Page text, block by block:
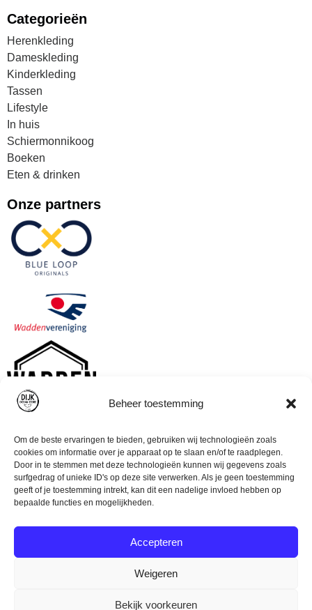
Beheer toestemming
Om de beste ervaringen te bieden, gebruiken wij technologieën zoals
cookies om informatie over je apparaat op te slaan en/of te raadplegen.
Door in te stemmen met deze technologieën kunnen wij gegevens zoals
surfgedrag of unieke ID's op deze site verwerken. Als je geen toestemming
geeft of je toestemming intrekt, kan dit een nadelige invloed hebben op
bepaalde functies en mogelijkheden.
Accepteren
Weigeren
Bekijk voorkeuren
Categorieën
Herenkleding
Dameskleding
Kinderkleding
Tassen
Lifestyle
In huis
Schiermonnikoog
Boeken
Eten & drinken
Onze partners
© Dijk Ocean Store (2023)Algemene voorwaarden